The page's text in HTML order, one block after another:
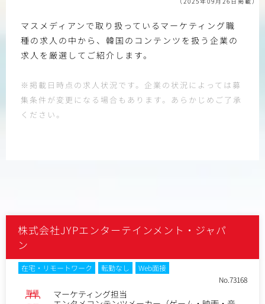
マスメディアンで取り扱っているマーケティング職
種の求人の中から、韓国のコンテンツを扱う企業の
求人を厳選してご紹介します。
※掲載日時点の求人状況です。企業の状況によっては募
集条件が変更になる場合もあります。あらかじめご了承
ください。
株式会社JYPエンターテインメント・ジャパ
ン
在宅・リモートワーク 転勤なし
Web面接
No.73168
職種 マーケティング担当